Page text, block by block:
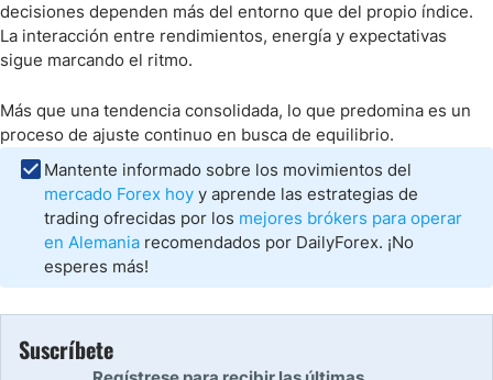
decisiones dependen más del entorno que del propio índice.
La interacción entre rendimientos, energía y expectativas
sigue marcando el ritmo.
Más que una tendencia consolidada, lo que predomina es un
proceso de ajuste continuo en busca de equilibrio.
Mantente informado sobre los movimientos del
mercado Forex hoy y aprende las estrategias de
trading ofrecidas por los mejores brókers para operar
en Alemania recomendados por DailyForex. ¡No
esperes más!
Suscríbete